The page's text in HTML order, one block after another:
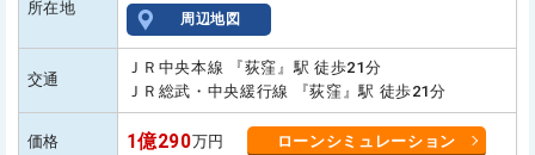
所在地
周辺地図
交通
ＪＲ中央本線 『荻窪』駅 徒歩21分
ＪＲ総武・中央緩行線 『荻窪』駅 徒歩21分
価格 1億290万円 ローンシミュレーション